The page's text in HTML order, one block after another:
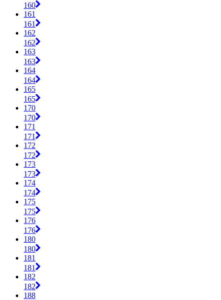
160
161
161
162
162
163
163
164
164
165
165
170
170
171
171
172
172
173
173
174
174
175
175
176
176
180
180
181
181
182
182
188